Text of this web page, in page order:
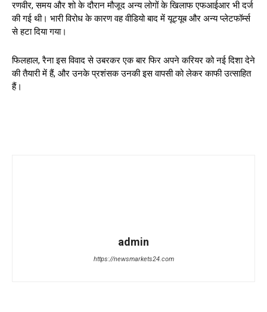
रणवीर, समय और शो के दौरान मौजूद अन्य लोगों के खिलाफ एफआईआर भी दर्ज
की गई थी। भारी विरोध के कारण वह वीडियो बाद में यूट्यूब और अन्य प्लेटफॉर्म्स
से हटा दिया गया।
फिलहाल, रैना इस विवाद से उबरकर एक बार फिर अपने करियर को नई दिशा देने
की तैयारी में हैं, और उनके प्रशंसक उनकी इस वापसी को लेकर काफी उत्साहित
हैं।
admin
https://newsmarkets24.com